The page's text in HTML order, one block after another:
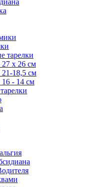
тарелки
27 х 26 см
21-18,5 см
16 - 14 см